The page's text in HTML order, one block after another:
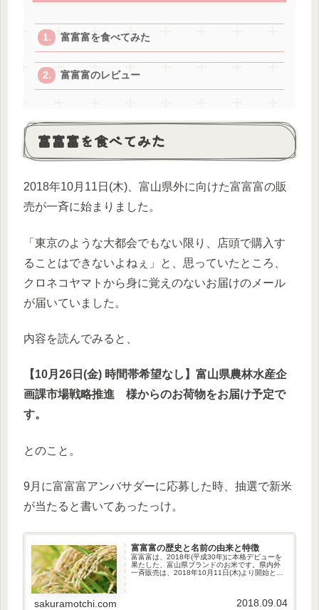
富富富を食べてみた
富富富のレビュー
富富富を食べてみた
2018年10月11日(木)、富山県外に向けた富富富の販
売が一斉に始まりました。
「東京のような大都会でもない限り、店頭で購入す
ることはできないよねぇ」と、思っていたところ、
クロネコヤマトから身に覚えのないお届けのメール
が届いていました。
内容を読んでみると、
【10月26日(金) 時間帯希望なし】富山県農林水産企
画課市場戦略推進 様からのお荷物をお届け予定で
す。
とのこと。
9月に富富富アンバサダーに応募した時、抽選で新米
が当たると書いてあったっけ。
富富富の歴史と名前の由来と特徴
富富富は、2018年(平成30年)に本格デビューを
果たした、富山県ブランドのお米です。県内外
一斉販売は、2018年10月11日(木)より開始とい
sakuramotchi.com 2018.09.04